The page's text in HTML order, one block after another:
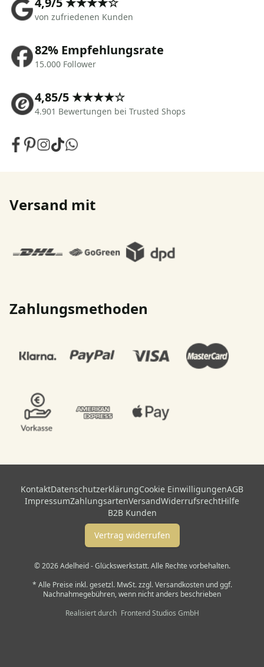
von zufriedenen Kunden
82% Empfehlungsrate
15.000 Follower
4,85/5 ★★★★☆
4.901 Bewertungen bei Trusted Shops
Versand mit
Zahlungsmethoden
KontaktDatenschutzerklärungCookie EinwilligungenAGB
ImpressumZahlungsartenVersandWiderrufsrechtHilfe
B2B Kunden
Vertrag widerrufen
© 2026 Adelheid - Glückswerkstatt. Alle Rechte vorbehalten.
* Alle Preise inkl. gesetzl. MwSt. zzgl. Versandkosten und ggf.
Nachnahmegebühren, wenn nicht anders beschrieben
Realisiert durch Frontend Studios GmbH